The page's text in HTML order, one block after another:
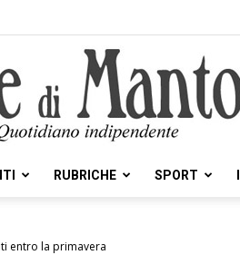
RUBRICHE SPORT
entro la primavera